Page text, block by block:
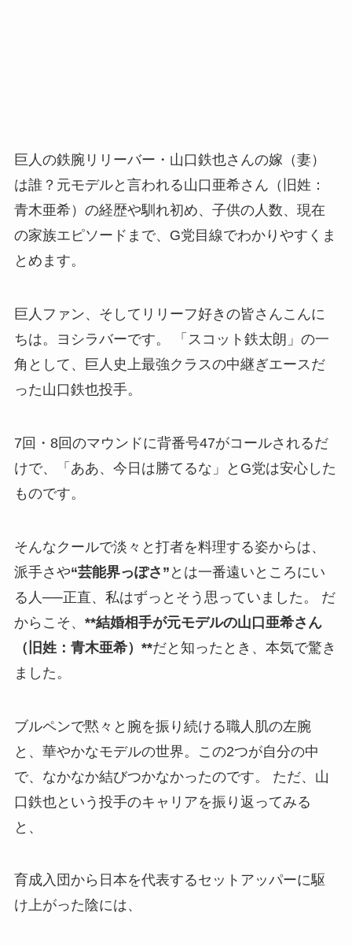
巨人の鉄腕リリーバー・山口鉄也さんの嫁（妻）
は誰？元モデルと言われる山口亜希さん（旧姓：
青木亜希）の経歴や馴れ初め、子供の人数、現在
の家族エピソードまで、G党目線でわかりやすくま
とめます。
巨人ファン、そしてリリーフ好きの皆さんこんに
ちは。ヨシラバーです。 「スコット鉄太朗」の一
角として、巨人史上最強クラスの中継ぎエースだ
った山口鉄也投手。
7回・8回のマウンドに背番号47がコールされるだ
けで、「ああ、今日は勝てるな」とG党は安心した
ものです。
そんなクールで淡々と打者を料理する姿からは、
派手さや“芸能界っぽさ” とは一番遠いところにい
る人──正直、私はずっとそう思っていました。 だ
からこそ、 **結婚相手が元モデルの山口亜希さん
（旧姓：青木亜希）**だと知ったとき、本気で驚き
ました。
ブルペンで黙々と腕を振り続ける職人肌の左腕
と、華やかなモデルの世界。この2つが自分の中
で、なかなか結びつかなかったのです。 ただ、山
口鉄也という投手のキャリアを振り返ってみる
と、
育成入団から日本を代表するセットアッパーに駆
け上がった陰には、